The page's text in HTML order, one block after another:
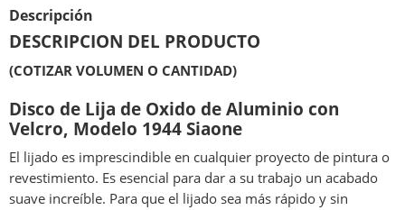
Descripción
DESCRIPCION DEL PRODUCTO
(COTIZAR VOLUMEN O CANTIDAD)
Disco de Lija de Oxido de Aluminio con
Velcro, Modelo 1944 Siaone
El lijado es imprescindible en cualquier proyecto de pintura o
revestimiento. Es esencial para dar a su trabajo un acabado
suave increíble. Para que el lijado sea más rápido y sin